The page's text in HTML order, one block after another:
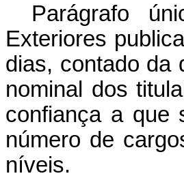
Parágrafo
Exteriores
dias, contado da
nominal dos
confiança a que
número de
níveis.